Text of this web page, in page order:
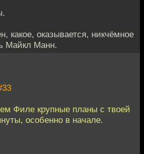
какое, оказывается, никчёмное
Майкл Манн.
Филе крупные планы с твоей
особенно в начале.